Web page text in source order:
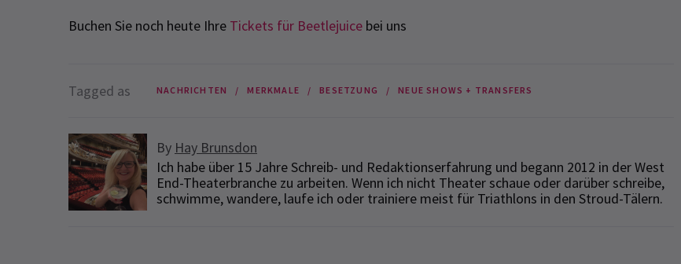
Buchen Sie noch heute Ihre Tickets für Beetlejuice bei uns
Tagged as NACHRICHTEN MERKMALE BESETZUNG NEUE SHOWS + TRANSFERS
By Hay Brunsdon
Ich habe über 15 Jahre Schreib- und Redaktionserfahrung und begann 2012 in der West
End-Theaterbranche zu arbeiten. Wenn ich nicht Theater schaue oder darüber schreibe,
schwimme, wandere, laufe ich oder trainiere meist für Triathlons in den Stroud-Tälern.